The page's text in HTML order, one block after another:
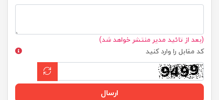
(بعد از تائید مدیر منتشر خواهد شد)
کد مقابل را وارد کنید
ارسال